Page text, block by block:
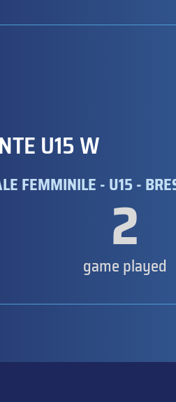
U15 W
FEMMINILE - U15 -
2
game played